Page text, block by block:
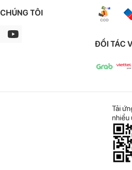
tình trạng tã bị vón cục, khóa
trong nhanh chóng, giữ bề mặt tã
TÔI
ĐỐI TÁC
Tải
nhiều